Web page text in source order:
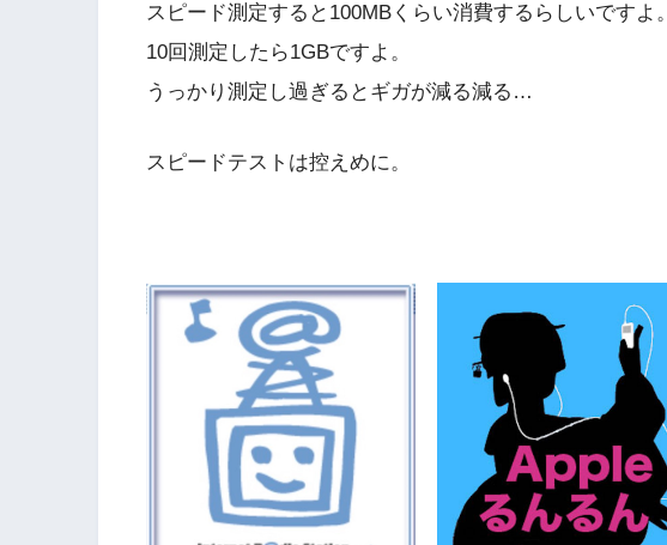
スピード測定すると100MBくらい消費するらしいですよ。
10回測定したら1GBですよ。
うっかり測定し過ぎるとギガが減る減る…
スピードテストは控えめに。